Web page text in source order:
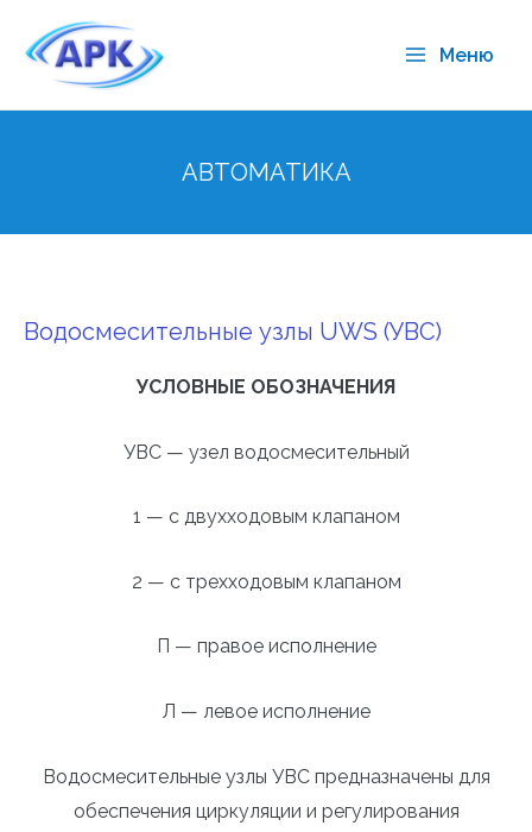
Меню
АВТОМАТИКА
Водосмесительные узлы UWS (УВС)
УСЛОВНЫЕ ОБОЗНАЧЕНИЯ
УВС — узел водосмесительный
1 — с двухходовым клапаном
2 — с трехходовым клапаном
П — правое исполнение
Л — левое исполнение
Водосмесительные узлы УВС предназначены для
обеспечения циркуляции и регулирования